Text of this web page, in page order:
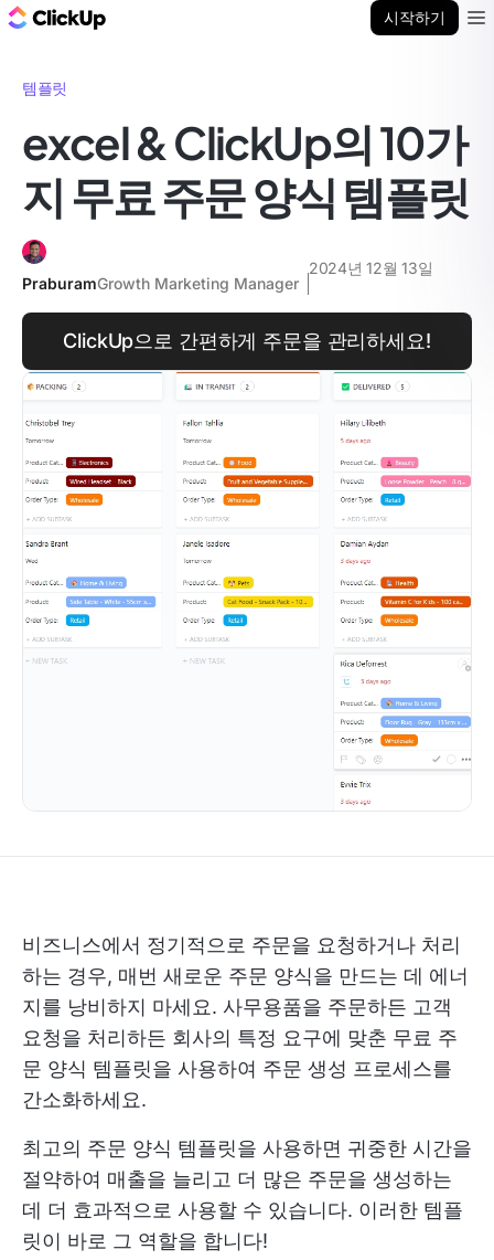
시작하기
템플릿
excel & ClickUp의 10가
지 무료 주문 양식 템플릿
PraburamGrowth Marketing Manager
2024년 12월 13일
ClickUp으로 간편하게 주문을 관리하세요!
비즈니스에서 정기적으로 주문을 요청하거나 처리
하는 경우, 매번 새로운 주문 양식을 만드는 데 에너
지를 낭비하지 마세요. 사무용품을 주문하든 고객
요청을 처리하든 회사의 특정 요구에 맞춘 무료 주
문 양식 템플릿을 사용하여 주문 생성 프로세스를
간소화하세요.
최고의 주문 양식 템플릿을 사용하면 귀중한 시간을
절약하여 매출을 늘리고 더 많은 주문을 생성하는
데 더 효과적으로 사용할 수 있습니다. 이러한 템플
릿이 바로 그 역할을 합니다!